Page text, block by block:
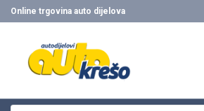
Skip
to
Online trgovina auto dijelova